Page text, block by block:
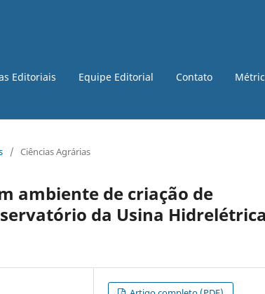
Editoriais Equipe Editorial Contato
/ Ciências Agrárias
ambiente de criação de
da Usina Hidrelétrica